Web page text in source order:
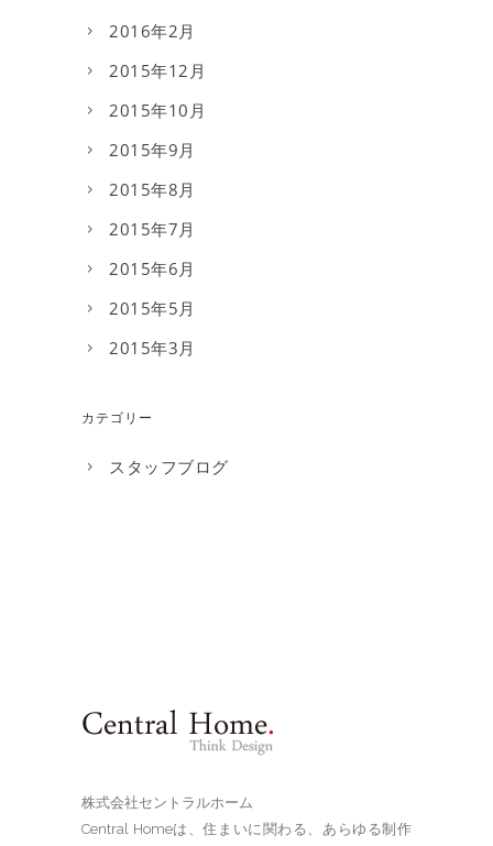
2016年2月
2015年12月
2015年10月
2015年9月
2015年8月
2015年7月
2015年6月
2015年5月
2015年3月
カテゴリー
スタッフブログ
株式会社セントラルホーム
Central Homeは、住まいに関わる、あらゆる制作